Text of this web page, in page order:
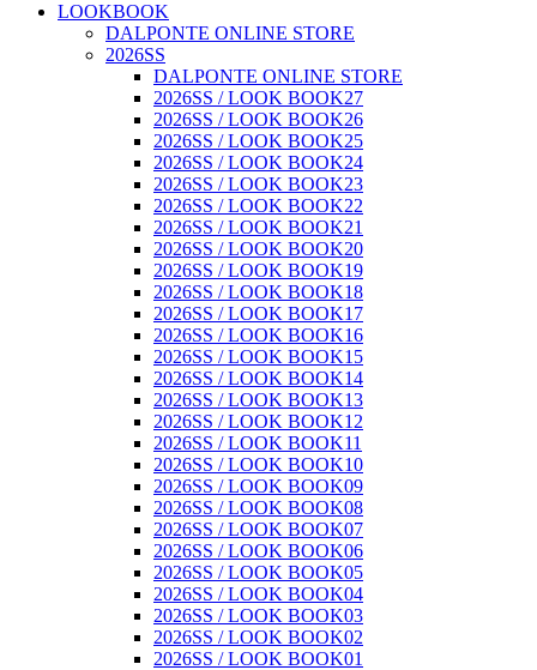
LOOKBOOK
DALPONTE ONLINE STORE
2026SS
DALPONTE ONLINE STORE
2026SS / LOOK BOOK27
2026SS / LOOK BOOK26
2026SS / LOOK BOOK25
2026SS / LOOK BOOK24
2026SS / LOOK BOOK23
2026SS / LOOK BOOK22
2026SS / LOOK BOOK21
2026SS / LOOK BOOK20
2026SS / LOOK BOOK19
2026SS / LOOK BOOK18
2026SS / LOOK BOOK17
2026SS / LOOK BOOK16
2026SS / LOOK BOOK15
2026SS / LOOK BOOK14
2026SS / LOOK BOOK13
2026SS / LOOK BOOK12
2026SS / LOOK BOOK11
2026SS / LOOK BOOK10
2026SS / LOOK BOOK09
2026SS / LOOK BOOK08
2026SS / LOOK BOOK07
2026SS / LOOK BOOK06
2026SS / LOOK BOOK05
2026SS / LOOK BOOK04
2026SS / LOOK BOOK03
2026SS / LOOK BOOK02
2026SS / LOOK BOOK01